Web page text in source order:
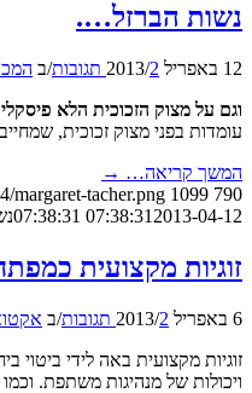
נשות הברזל….
12 באפריל 2013 /2 תגובות /ב
וגם על מצוק הזכוכית הלא
עומדות בפני מצוק זכוכית,
המשך קריאה… →
margaret-tacher.png 1099 790
07:38:31 2013-04-12 07:38:31
זוגיות מקצועית
6 באפריל 2013 /2 תגובות /ב
זוגיות מקצועית באה לידי
ויכולות של מנהיגות משתפת.